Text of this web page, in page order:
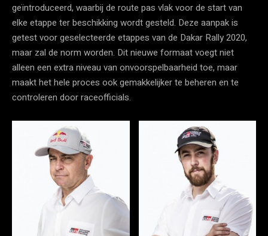
geïntroduceerd, waarbij de route pas vlak voor de start van
elke etappe ter beschikking wordt gesteld. Deze aanpak is
getest voor geselecteerde etappes van de Dakar Rally 2020,
maar zal de norm worden. Dit nieuwe formaat voegt niet
alleen een extra niveau van onvoorspelbaarheid toe, maar
maakt het hele proces ook gemakkelijker te beheren en te
controleren door raceofficials.